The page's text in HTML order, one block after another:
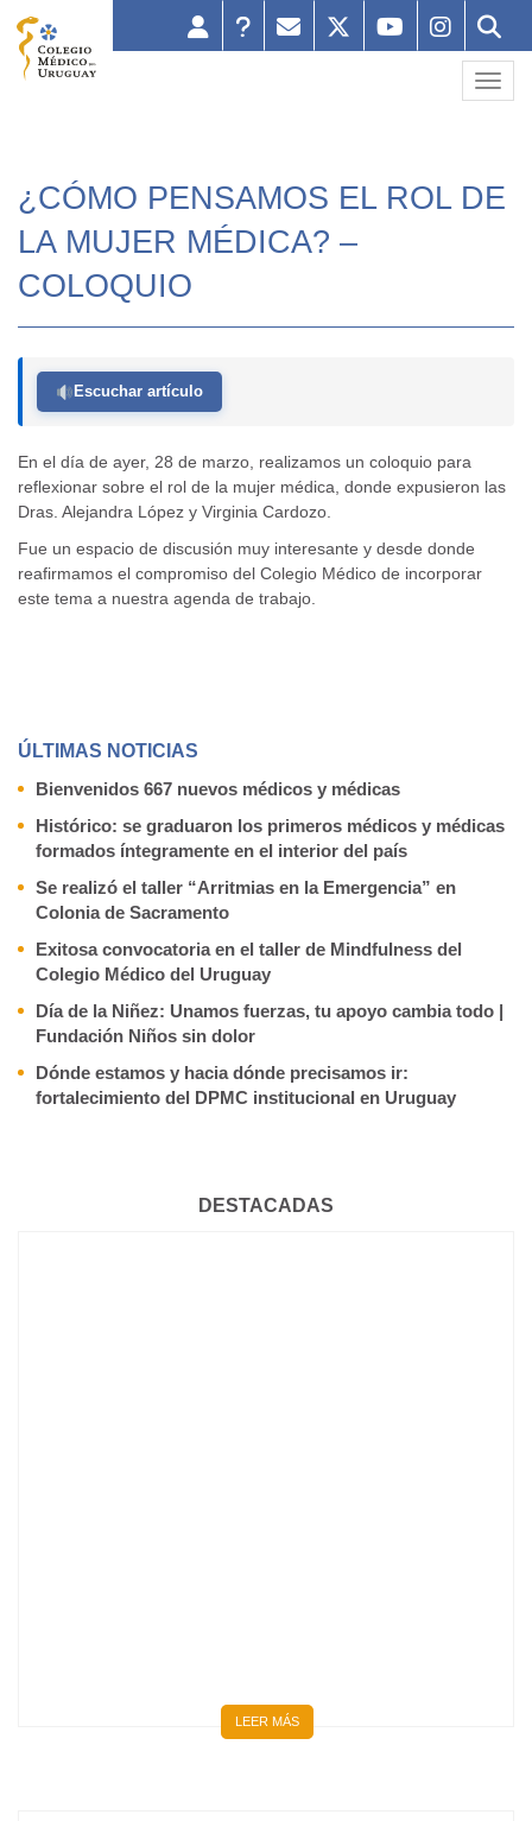
¿CÓMO PENSAMOS EL ROL DE
LA MUJER MÉDICA? –
COLOQUIO
Escuchar artículo
En el día de ayer, 28 de marzo, realizamos un coloquio para
reflexionar sobre el rol de la mujer médica, donde expusieron las
Dras. Alejandra López y Virginia Cardozo.
Fue un espacio de discusión muy interesante y desde donde
reafirmamos el compromiso del Colegio Médico de incorporar
este tema a nuestra agenda de trabajo.
ÚLTIMAS NOTICIAS
Bienvenidos 667 nuevos médicos y médicas
Histórico: se graduaron los primeros médicos y médicas
formados íntegramente en el interior del país
Se realizó el taller “Arritmias en la Emergencia” en
Colonia de Sacramento
Exitosa convocatoria en el taller de Mindfulness del
Colegio Médico del Uruguay
Día de la Niñez: Unamos fuerzas, tu apoyo cambia todo |
Fundación Niños sin dolor
Dónde estamos y hacia dónde precisamos ir:
fortalecimiento del DPMC institucional en Uruguay
DESTACADAS
LEER MÁS